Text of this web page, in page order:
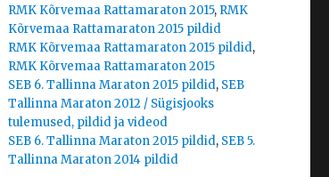
RMK Kõrvemaa Rattamaraton 2015, RMK
Kõrvemaa Rattamaraton 2015 pildid
RMK Kõrvemaa Rattamaraton 2015 pildid,
RMK Kõrvemaa Rattamaraton 2015
SEB 6. Tallinna Maraton 2015 pildid, SEB
Tallinna Maraton 2012 / Sügisjooks
tulemused, pildid ja videod
SEB 6. Tallinna Maraton 2015 pildid, SEB 5.
Tallinna Maraton 2014 pildid